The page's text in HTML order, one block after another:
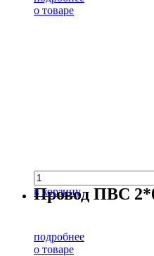
о товаре
в корзину
Провод ПВС
подробнее
о товаре